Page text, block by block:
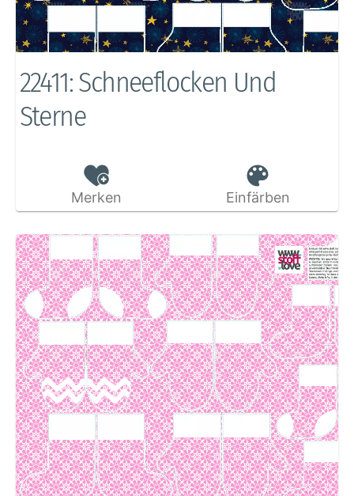
22411: Schneeflocken Und
Sterne
Merken Einfärben